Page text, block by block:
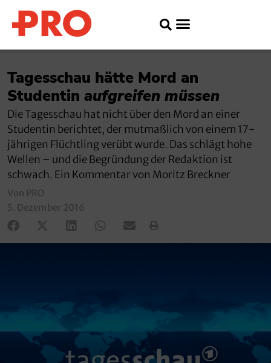
Tagesschau hätte Mord an
Studentin aufgreifen müssen
Die Tagesschau hat nicht über den Mord an einer
Studentin berichtet, der mutmaßlich von einem 17-
jährigen Flüchtling verübt wurde. Das schlägt hohe
Wellen – und die Begründung der Redaktion ist
schwach. Ein Kommentar von Moritz Breckner
Von PRO
5. Dezember 2016